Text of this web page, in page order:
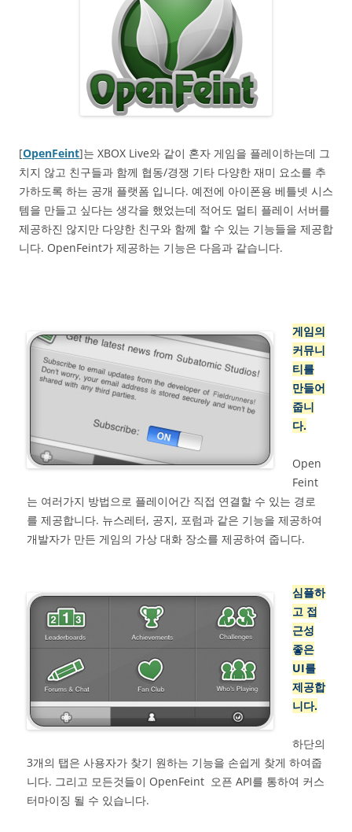
[OpenFeint]는 XBOX Live와 같이 혼자 게임을 플레이하는데 그
치지 않고 친구들과 함께 협동/경쟁 기타 다양한 재미 요소를 추
가하도록 하는 공개 플랫폼 입니다. 예전에 아이폰용 베틀넷 시스
템을 만들고 싶다는 생각을 했었는데 적어도 멀티 플레이 서버를
제공하진 않지만 다양한 친구와 함께 할 수 있는 기능들을 제공합
니다. OpenFeint가 제공하는 기능은 다음과 같습니다.
게임의
커뮤니
티를
만들어
줍니
다.
Open
Feint
는 여러가지 방법으로 플레이어간 직접 연결할 수 있는 경로
를 제공합니다. 뉴스레터, 공지, 포럼과 같은 기능을 제공하여
개발자가 만든 게임의 가상 대화 장소를 제공하여 줍니다.
심플하
고 접
근성
좋은
UI를
제공합
니다.
하단의
3개의 탭은 사용자가 찾기 원하는 기능을 손쉽게 찾게 하여줍
니다. 그리고 모든것들이 OpenFeint 오픈 API를 통하여 커스
터마이징 될 수 있습니다.